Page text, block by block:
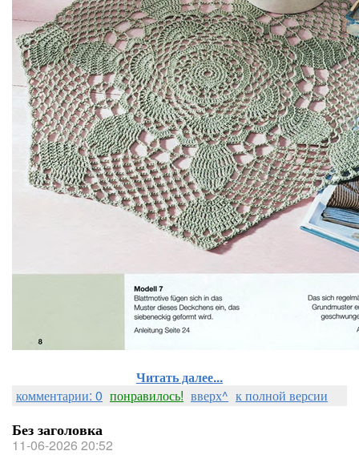
Читать далее...
комментарии: 0 понравилось! вверх^ к полной версии
Без заголовка
11-06-2026 20:52